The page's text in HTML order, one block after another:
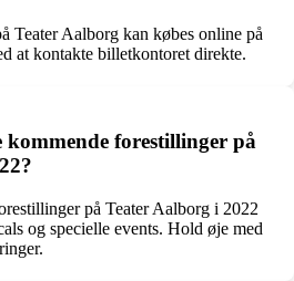
Teater Aalborg kan købes online på
at kontakte billetkontoret direkte.
kommende forestillinger på
på Teater Aalborg i 2022
og specielle events. Hold øje med